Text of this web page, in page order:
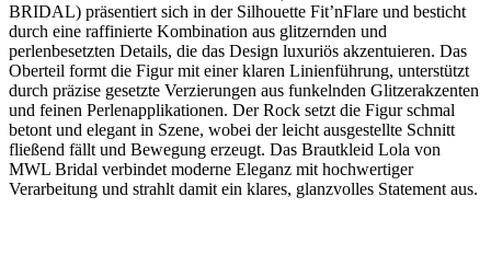
BRIDAL) präsentiert sich in der Silhouette Fit’nFlare und besticht
durch eine raffinierte Kombination aus glitzernden und
perlenbesetzten Details, die das Design luxuriös akzentuieren. Das
Oberteil formt die Figur mit einer klaren Linienführung, unterstützt
durch präzise gesetzte Verzierungen aus funkelnden Glitzerakzenten
und feinen Perlenapplikationen. Der Rock setzt die Figur schmal
betont und elegant in Szene, wobei der leicht ausgestellte Schnitt
fließend fällt und Bewegung erzeugt. Das Brautkleid Lola von
MWL Bridal verbindet moderne Eleganz mit hochwertiger
Verarbeitung und strahlt damit ein klares, glanzvolles Statement aus.